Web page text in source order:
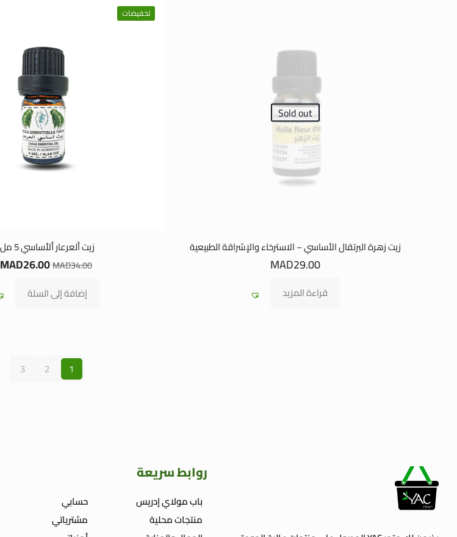
Sold out
زيت زهرة البرتقال الأساسي – الاسترخاء والإشراقة الطبيعية
MAD29.00
قراءة المزيد
تخفيضات
زيت ألعرعار ألأساسي 5 مل
MAD34.00
MAD26.00
إضافة إلى السلة
1
2
3
روابط سريعة
باب مولاي إدريس
منتجات محلية
حسابي
مشترياتي